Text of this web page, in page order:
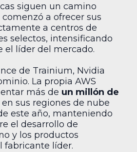
siguen un camino
comenzó a ofrecer sus
a centros de
selectos, intensificando
el líder del mercado.
de Trainium, Nvidia
La propia AWS
más de un millón de
en sus regiones de nube
este año, manteniendo
el desarrollo de
y los productos
fabricante líder.